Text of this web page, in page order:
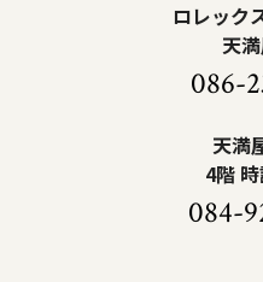
ロレック
天
086-
天満
4階
084-